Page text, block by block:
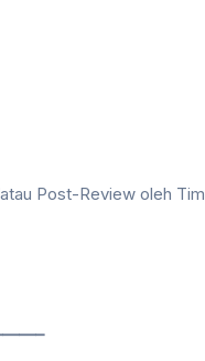
Post-Review oleh Tim